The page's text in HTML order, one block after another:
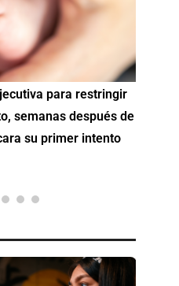
para restringir
semanas después de
su primer intento